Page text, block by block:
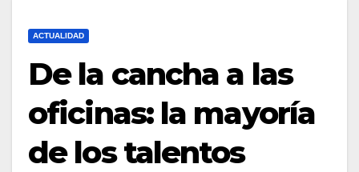
ACTUALIDAD
De la cancha a las
oficinas: la mayoría
de los talentos